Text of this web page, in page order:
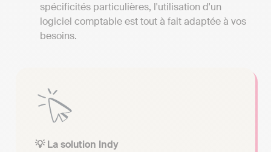
spécificités particulières, l'utilisation d'un
logiciel comptable est tout à fait adaptée à vos
besoins.
💡 La solution Indy